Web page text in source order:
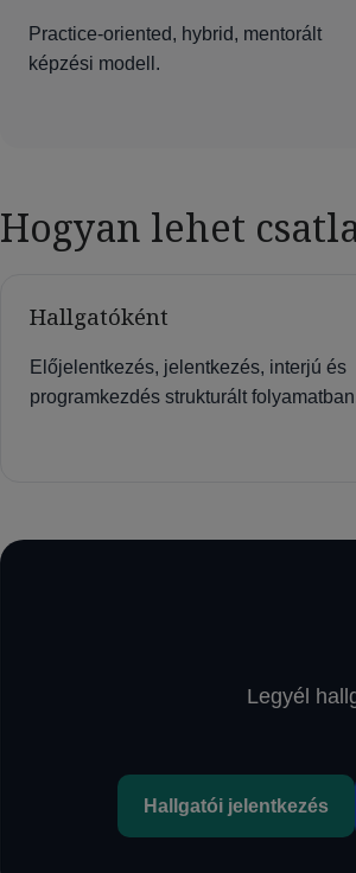
Practice-oriented, hybrid, mentorált
képzési modell.
Hogyan lehet
Hallgatóként
Előjelentkezés, jelentkezés, interjú és
programkezdés strukturált
Legyél
Hallgatói jelentkezés